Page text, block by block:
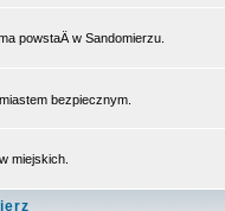
powstaÄ w Sandomierzu.
bezpiecznym.
miejskich.